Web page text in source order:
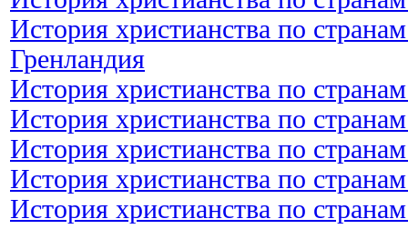
История христианства по
Гренландия
История христианства по
История христианства по
История христианства по
История христианства по
История христианства по